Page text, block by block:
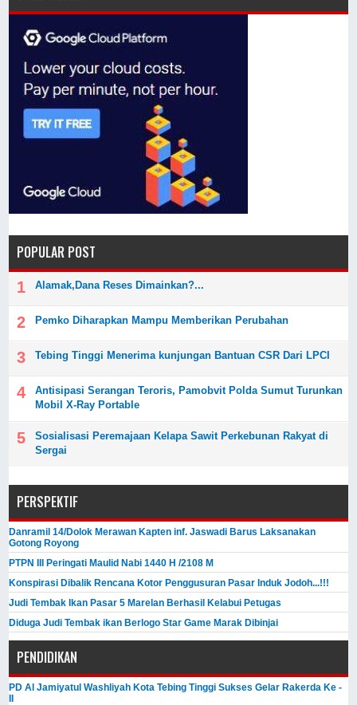
POPULAR POST
Alamak,Dana Reses Dimainkan?...
Pemko Diharapkan Mampu Memberikan Perubahan
Tebing Tinggi Menerima kunjungan Bantuan CSR Dari LPCI
Antisipasi Serangan Teroris, Pamobvit Polda Sumut Turunkan
Mobil X-Ray Portable
Sosialisasi Peremajaan Kelapa Sawit Perkebunan Rakyat di
Sergai
PERSPEKTIF
Danramil 14/Dolok Merawan Kapten inf. Jaswadi Barus Laksanakan
Gotong Royong
PTPN III Peringati Maulid Nabi 1440 H /2108 M
Konspirasi Dibalik Rencana Kotor Penggusuran Pasar Induk Jodoh...!!!
Judi Tembak Ikan Pasar 5 Marelan Berhasil Kelabui Petugas
Diduga Judi Tembak ikan Berlogo Star Game Marak Dibinjai
PENDIDIKAN
PD Al Jamiyatul Washliyah Kota Tebing Tinggi Sukses Gelar Rakerda Ke -
II